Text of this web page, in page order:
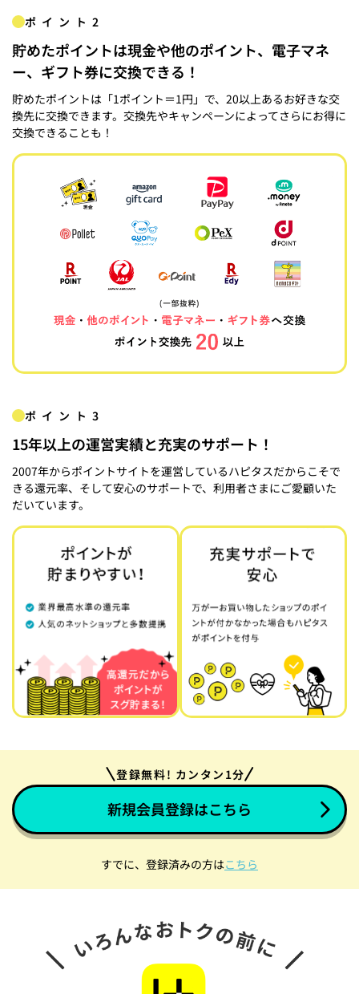
ポイント2
貯めたポイントは現金や他のポイント、電子マネ
ー、ギフト券に交換できる！
貯めたポイントは「1ポイント＝1円」で、20以上あるお好きな交
換先に交換できます。交換先やキャンペーンによってさらにお得に
交換できることも！
ポイント3
15年以上の運営実績と充実のサポート！
2007年からポイントサイトを運営しているハピタスだからこそで
きる還元率、そして安心のサポートで、利用者さまにご愛顧いた
だいています。
登録無料! カンタン1分
新規会員登録はこちら
すでに、登録済みの方はこちら